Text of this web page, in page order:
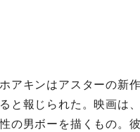
ホアキンはアスターの新
ると報じられた。映画は
性の男ボーを描くもの。